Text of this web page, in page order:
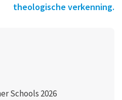
theologische verkenning.
Schools 2026